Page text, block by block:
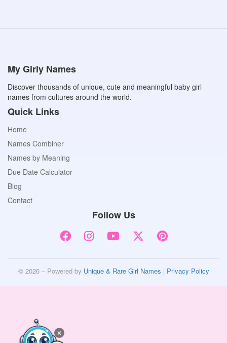
My Girly Names
Discover thousands of unique, cute and meaningful baby girl
names from cultures around the world.
Quick Links
Home
Names Combiner
Names by Meaning
Due Date Calculator
Blog
Contact
Follow Us
© 2026 – Powered by Unique & Rare Girl Names | Privacy Policy